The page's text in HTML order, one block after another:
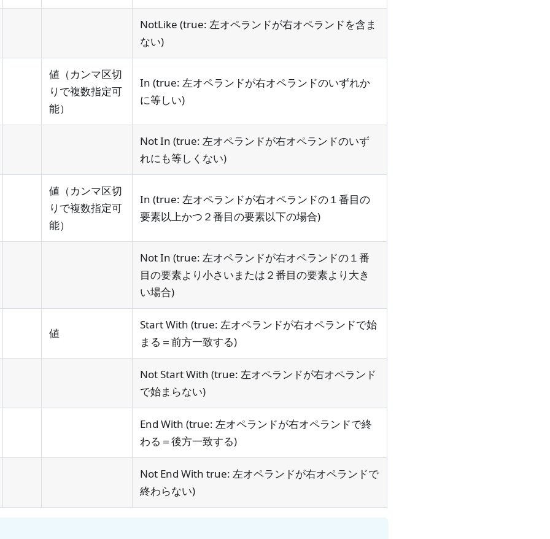
NotLike (true: 左オペランドが右オペランドを含ま
ない)
値（カンマ区切
りで複数指定可
能）
In (true: 左オペランドが右オペランドのいずれか
に等しい)
Not In (true: 左オペランドが右オペランドのいず
れにも等しくない)
値（カンマ区切
りで複数指定可
能）
In (true: 左オペランドが右オペランドの１番目の
要素以上かつ２番目の要素以下の場合)
Not In (true: 左オペランドが右オペランドの１番
目の要素より小さいまたは２番目の要素より大き
い場合)
値
Start With (true: 左オペランドが右オペランドで始
まる＝前方一致する)
Not Start With (true: 左オペランドが右オペランド
で始まらない)
End With (true: 左オペランドが右オペランドで終
わる＝後方一致する)
Not End With true: 左オペランドが右オペランドで
終わらない)